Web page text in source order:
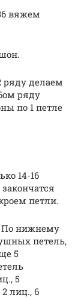
вяжем
ряду делаем
ряду
по 1 петле
14-16
петли.
нижнему
петель,
5
5
лиц., 6